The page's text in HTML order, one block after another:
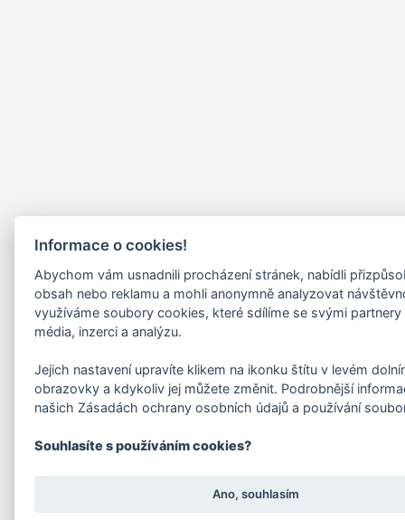
Informace o cookies!
Abychom vám usnadnili procházení stránek, nabídli
obsah nebo reklamu a mohli anonymně analyzovat
využíváme soubory cookies, které sdílíme se svými
média, inzerci a analýzu.
Jejich nastavení upravíte klikem na ikonku štítu v levém
obrazovky a kdykoliv jej můžete změnit. Podrobnější
našich Zásadách ochrany osobních údajů a používání
Souhlasíte s používáním cookies?
Ano, souhlasím